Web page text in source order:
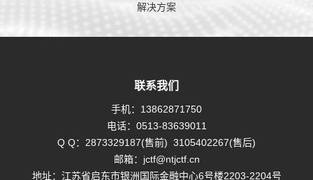
解决方案
联系我们
手机： 13862871750
电话： 0513-83639011
Q Q： 2873329187(售前) 3105402267(售后)
邮箱： jctf@ntjctf.cn
地址：江苏省启东市银洲国际金融中心6号楼2203-2204号